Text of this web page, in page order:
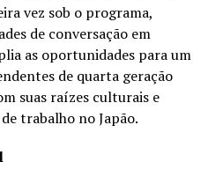
vez sob o programa,
de conversação em
as oportunidades para um
de quarta geração
suas raízes culturais e
trabalho no Japão.